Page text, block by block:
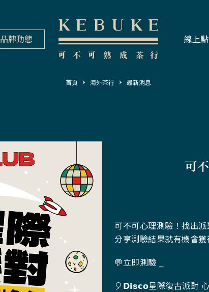
品牌動態 線上
首頁 海外茶行 最新消息
可
可不可心理測驗 ！找出
分享測驗結果就有機會獲
💬立即測驗 ⎯
🎈 𝗗𝗶𝘀𝗰𝗼星際復古派對